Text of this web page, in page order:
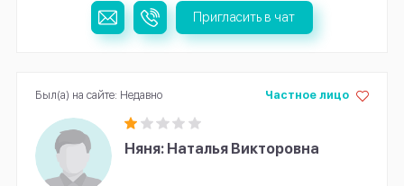
Пригласить в чат
Няня: Наталья Викторовна
Частное лицо
Был(а) на сайте: Недавно